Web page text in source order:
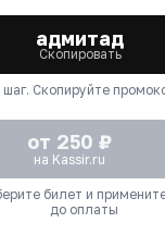
адмитад
Скопировать
шаг. Скопируйте
от 250 ₽
на Kassir.ru
билет и
до оплаты